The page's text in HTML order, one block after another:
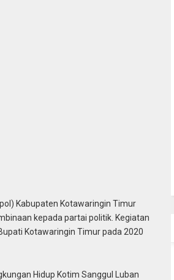
Kabupaten Kotawaringin Timur
kepada partai politik. Kegiatan
Kotawaringin Timur pada 2020
Hidup Kotim Sanggul Luban